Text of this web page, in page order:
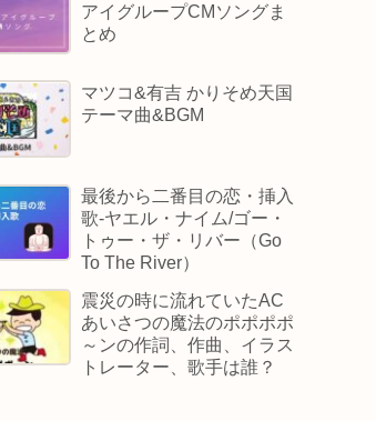
アイグループCMソングま
とめ
マツコ&有吉 かりそめ天国
テーマ曲&BGM
最後から二番目の恋・挿入
歌-ヤエル・ナイム/ゴー・
トゥー・ザ・リバー（Go
To The River）
震災の時に流れていたAC
あいさつの魔法のポポポポ
～ンの作詞、作曲、イラス
トレーター、歌手は誰？